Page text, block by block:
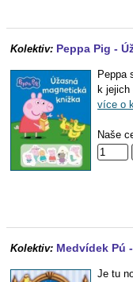
Kolektiv: Peppa Pig -
Peppa
k
více o
Naše
Kolektiv: Medvídek Pú
Je tu